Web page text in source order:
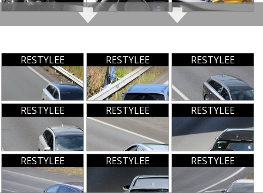
Commenter cet avis
(Votre post sera visible sous le commentaire après
validation)
Tous les autres avis >>
RESTYLEE RESTYLEE RESTYLEE
RESTYLEE RESTYLEE RESTYLEE
RESTYLEE RESTYLEE RESTYLEE